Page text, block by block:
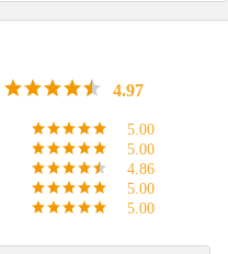
4.97
5.00
5.00
4.86
5.00
5.00